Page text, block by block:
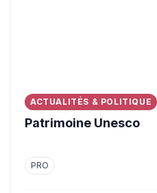
ACTUALITÉS & POLITIQUE
Patrimoine Unesco
PRO